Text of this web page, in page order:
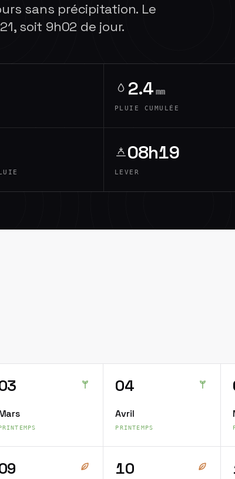
sans précipitation. Le
soit 9h02 de jour.
2.4 mm
PLUIE CUMULÉE
08h19
LEVER
04
Avril
PRINTEMPS
10